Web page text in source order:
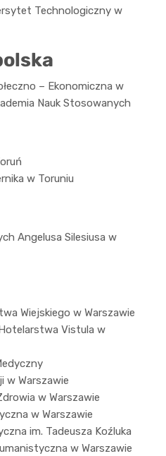
Technologiczny w
– Ekonomiczna w
Nauk Stosowanych
w Toruniu
Angelusa Silesiusa w
Wiejskiego w Warszawie
Vistula w
w Warszawie
w Warszawie
w Warszawie
im. Tadeusza Koźluka
w Warszawie